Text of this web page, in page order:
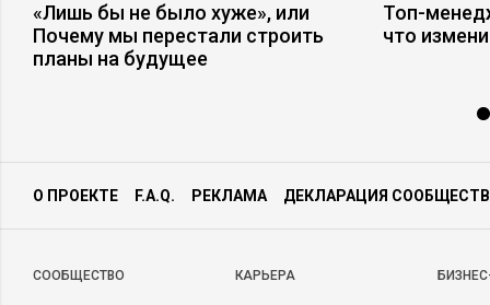
«Лишь бы не было хуже», или
Почему мы перестали строить
планы на будущее
Топ-
что
О ПРОЕКТЕ F.A.Q. РЕКЛАМА ДЕКЛАРАЦИЯ
CООБЩЕСТВО КАРЬЕРА